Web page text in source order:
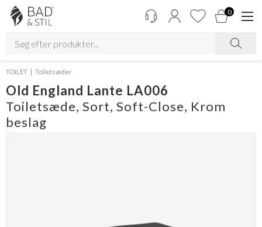
0
TOILET Toiletsæder
Old England Lante LA006
Toiletsæde, Sort, Soft-Close, Krom
beslag